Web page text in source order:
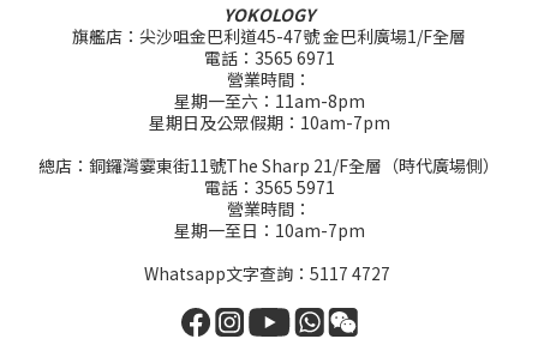
YOKOLOGY
旗艦店：尖沙咀金巴利道45-47號 金巴利廣場1/F全層
電話：3565 6971
營業時間：
星期一至六：11am-8pm
星期日及公眾假期：10am-7pm
總店：銅鑼灣霎東街11號The Sharp 21/F全層（時代廣場側）
電話：3565 5971
營業時間：
星期一至日：10am-7pm
Whatsapp文字查詢：5117 4727